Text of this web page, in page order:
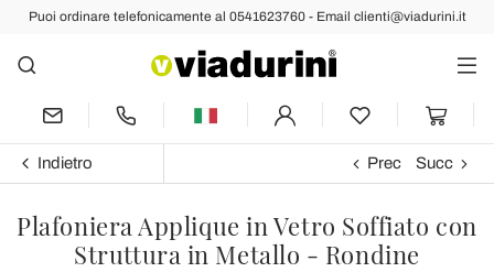
Puoi ordinare telefonicamente al 0541623760 - Email clienti@viadurini.it
Indietro Prec Succ
Plafoniera Applique in Vetro Soffiato con
Struttura in Metallo - Rondine